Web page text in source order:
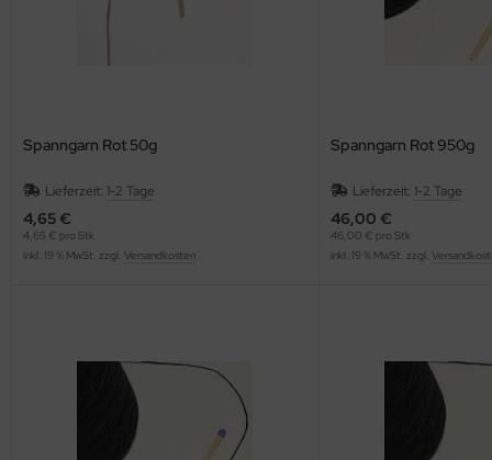
Spanngarn Rot 50g
Lieferzeit: 1-2 Tage
4,65 €
4,65 € pro Stk
inkl. 19 % MwSt. zzgl. Versandkosten
Spanngarn Rot 950g
Lieferzeit: 1-2 Tage
46,00 €
46,00 € pro Stk
inkl. 19 % MwSt. zzgl.